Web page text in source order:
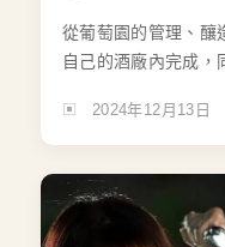
從葡萄園的管理、釀
自己的酒廠內完成，
2024年12月13日